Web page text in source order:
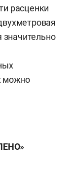
расценки
значительно
можно